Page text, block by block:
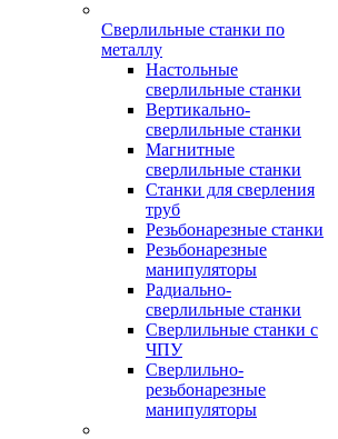
Сверлильные станки по
металлу
Настольные
сверлильные станки
Вертикально-
сверлильные станки
Магнитные
сверлильные станки
Станки для сверления
труб
Резьбонарезные станки
Резьбонарезные
манипуляторы
Радиально-
сверлильные станки
Сверлильные станки с
ЧПУ
Сверлильно-
резьбонарезные
манипуляторы